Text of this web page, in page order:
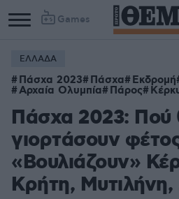
Games
Column
1
Column
2
ΕΛΛΑΔΑ
Πάσχα 2023 Πάσχα Εκδρομή
Αρχαία Ολυμπία Πάρος
Πάσχα 2023: Πού
γιορτάσουν
«Βουλιάζουν»
Κρήτη,